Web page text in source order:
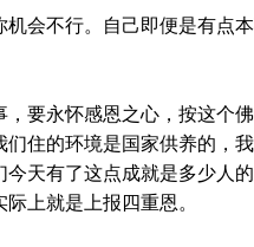
不行。自己即便是有点
永怀感恩之心，按这个
住的环境是国家供养的，
天有了这点成就是多少人
上就是上报四重恩。